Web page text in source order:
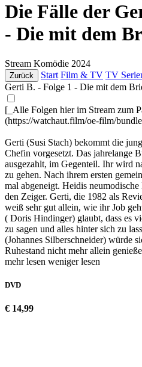
Die Fälle der
- Die mit dem
Stream Komödie 2024
Zurück Start Film & TV TV
Gerti B. - Folge 1 - Die mit dem
[_Alle Folgen hier im Stream zum
(https://watchaut.film/oe-film/
Gerti (Susi Stach) bekommt die
Chefin vorgesetzt. Das jahrelange
ausgezahlt, im Gegenteil. Ihr wird
zu gehen. Nach ihrem ersten
mal abgeneigt. Heidis
den Zeiger. Gerti, die 1982 als
weiß sehr gut allein, wie ihr Job
( Doris Hindinger) glaubt, dass es
zu sagen und alles hinter sich zu
(Johannes Silberschneider) würde
Ruhestand nicht mehr allein
mehr lesen weniger lesen
DVD
€ 14,99